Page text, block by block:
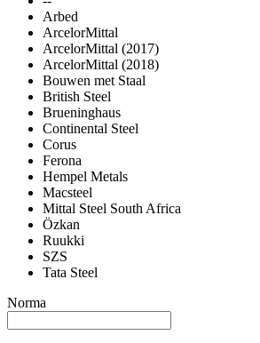
Arbed
ArcelorMittal
ArcelorMittal (2017)
ArcelorMittal (2018)
Bouwen met Staal
British Steel
Brueninghaus
Continental Steel
Corus
Ferona
Hempel Metals
Macsteel
Mittal Steel South Africa
Özkan
Ruukki
SZS
Tata Steel
Norma